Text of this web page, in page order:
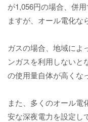
が1,056円の場合、併
ますが、オール電化な
ガスの場合、地域によ
ンガスを利用しないと
の使用量自体が高くな
また、多くのオール電
安な深夜電力を設定し